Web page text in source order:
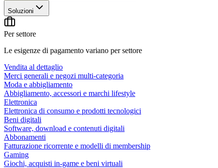
Soluzioni
Per settore
Le esigenze di pagamento variano per settore
Vendita al dettaglio
Merci generali e negozi multi-categoria
Moda e abbigliamento
Abbigliamento, accessori e marchi lifestyle
Elettronica
Elettronica di consumo e prodotti tecnologici
Beni digitali
Software, download e contenuti digitali
Abbonamenti
Fatturazione ricorrente e modelli di membership
Gaming
Giochi, acquisti in-game e beni virtuali